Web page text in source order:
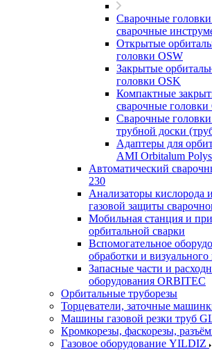
Сварочные
сварочные
Открытые
головки OSW
Закрытые
головки OSK
Компактные
сварочные головки
Сварочные
трубной доски
Адаптеры для
AMI Orbitalum
Автоматический
230
Анализаторы кислорода
газовой защиты
Мобильная станция и
орбитальной сварки
Вспомогательное
обработки и визуального
Запасные части и
оборудования ORBITEC
Орбитальные труборезы
Торцеватели, заточные
Машины газовой резки труб
Кромкорезы, фаскорезы,
Газовое оборудование YILDIZ